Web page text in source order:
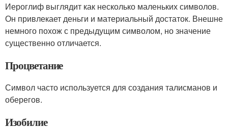
Иероглиф выглядит как несколько маленьких символов.
Он привлекает деньги и материальный достаток. Внешне
немного похож с предыдущим символом, но значение
существенно отличается.
Процветание
Символ часто используется для создания талисманов и
оберегов.
Изобилие